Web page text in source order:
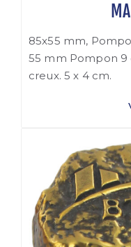
85x55 mm,
55 mm Pompon 9
creux. 5 x 4 cm.